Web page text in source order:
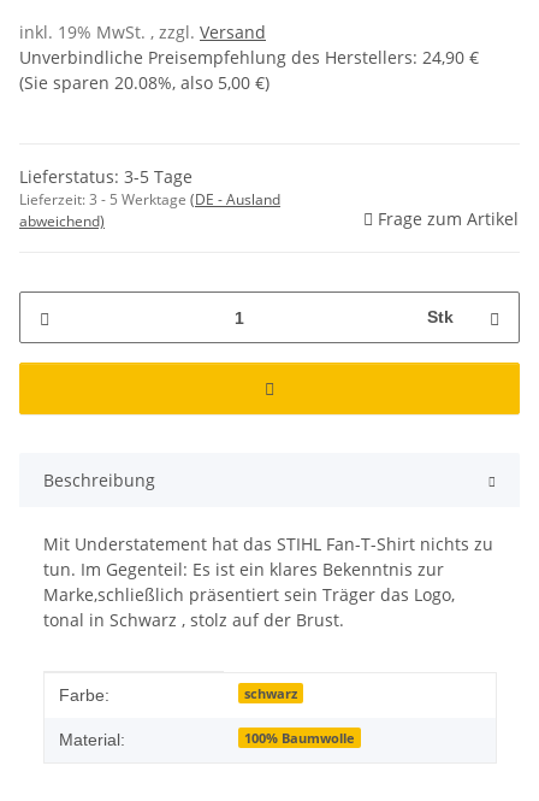
inkl. 19% MwSt. , zzgl. Versand
Unverbindliche Preisempfehlung des Herstellers: 24,90 €
(Sie sparen 20.08%, also 5,00 €)
Lieferstatus: 3-5 Tage
Lieferzeit:3 - 5 Werktage (DE - Ausland
abweichend)
Frage zum Artikel
Stk
Beschreibung
Mit Understatement hat das STIHL Fan-T-Shirt nichts zu
tun. Im Gegenteil: Es ist ein klares Bekenntnis zur
Marke,schließlich präsentiert sein Träger das Logo,
tonal in Schwarz , stolz auf der Brust.
Produkteigenschaft
Wert
Farbe: schwarz
Material: 100% Baumwolle